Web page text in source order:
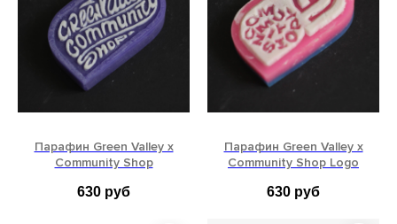
Парафин Green Valley x
Community Shop
630 руб
Парафин Green Valley x
Community Shop Logo
630 руб